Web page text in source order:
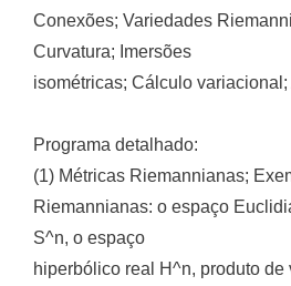
Conexões; Variedades
Curvatura; Imersões
isométricas; Cálculo
Programa detalhado:
(1) Métricas Riemannianas;
Riemannianas: o espaço
S^n, o espaço
hiperbólico real H^n, produto de